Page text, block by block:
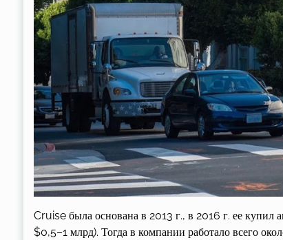
Cruise была основана в 2013 г., в 2016 г. ее купил
$0,5–1 млрд). Тогда в компании работало всего